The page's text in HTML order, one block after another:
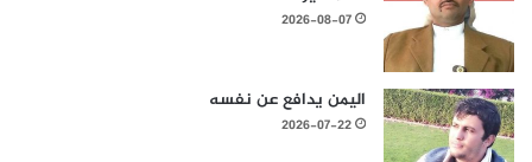
2026-08-07
اليمن يدافع عن نفسه
2026-07-22